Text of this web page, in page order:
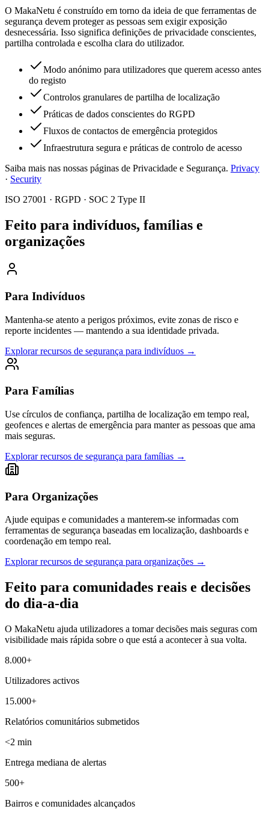
O MakaNetu é construído em torno da ideia de que ferramentas de
segurança devem proteger as pessoas sem exigir exposição
desnecessária. Isso significa definições de privacidade conscientes,
partilha controlada e escolha clara do utilizador.
Modo anónimo para utilizadores que querem acesso antes
do registo
Controlos granulares de partilha de localização
Práticas de dados conscientes do RGPD
Fluxos de contactos de emergência protegidos
Infraestrutura segura e práticas de controlo de acesso
Saiba mais nas nossas páginas de Privacidade e Segurança. Privacy
· Security
ISO 27001 · RGPD · SOC 2 Type II
Feito para indivíduos, famílias e
organizações
Para Indivíduos
Mantenha-se atento a perigos próximos, evite zonas de risco e
reporte incidentes — mantendo a sua identidade privada.
Explorar recursos de segurança para indivíduos →
Para Famílias
Use círculos de confiança, partilha de localização em tempo real,
geofences e alertas de emergência para manter as pessoas que ama
mais seguras.
Explorar recursos de segurança para famílias →
Para Organizações
Ajude equipas e comunidades a manterem-se informadas com
ferramentas de segurança baseadas em localização, dashboards e
coordenação em tempo real.
Explorar recursos de segurança para organizações →
Feito para comunidades reais e decisões
do dia-a-dia
O MakaNetu ajuda utilizadores a tomar decisões mais seguras com
visibilidade mais rápida sobre o que está a acontecer à sua volta.
8.000+
Utilizadores activos
15.000+
Relatórios comunitários submetidos
<2 min
Entrega mediana de alertas
500+
Bairros e comunidades alcançados